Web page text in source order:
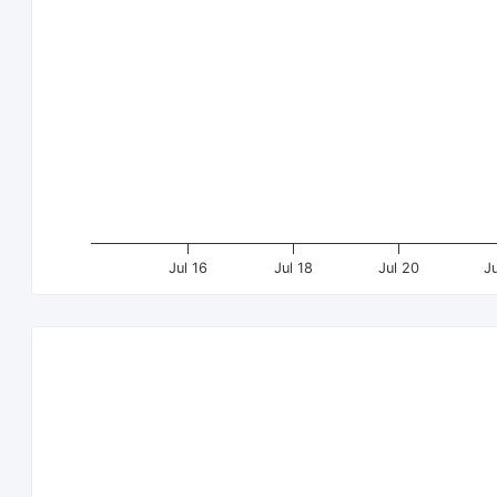
Jul 16 Jul 18 Jul 20